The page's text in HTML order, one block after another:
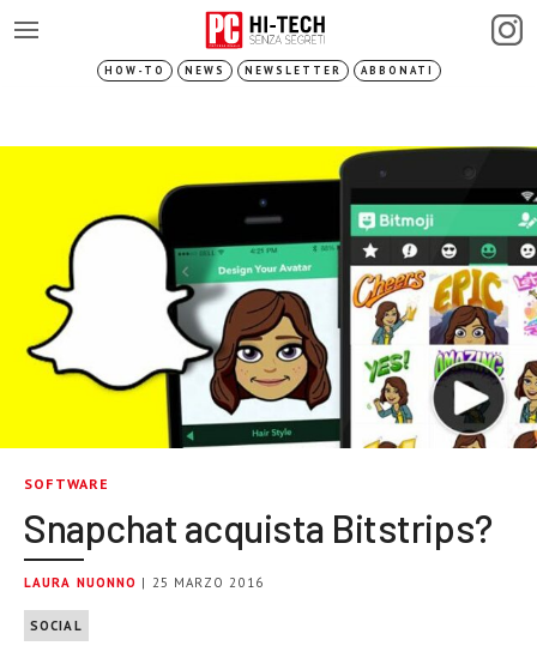
HOW-TO NEWS NEWSLETTER ABBONATI
SOFTWARE
Snapchat acquista Bitstrips?
LAURA NUONNO | 25 MARZO 2016
SOCIAL